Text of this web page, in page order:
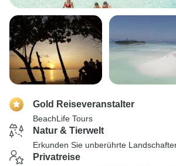
Gold Reiseveranstalter
BeachLife Tours
Natur & Tierwelt
Erkunden Sie unberührte
Privatreise